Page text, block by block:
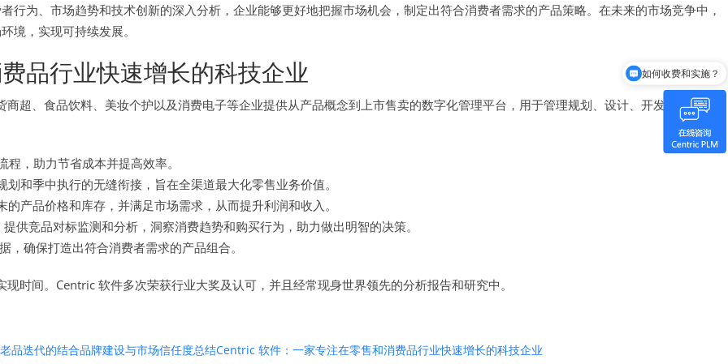
行为、市场趋势和技术创新的深入分析，企业能够更好地把握市场机会，制定出符合消费者需求的产品策略。在未来的市场竞争中，
境，实现可持续发展。
品行业快速增长的科技企业
超、食品饮料、美妆个护以及消费电子等企业提供从产品概念到上市售卖的数字化管理平台，用于管理规划、设计、开发、采购、生
，助力节省成本并提高效率。
和季中执行的无缝衔接，旨在全渠道最大化零售业务价值。
产品价格和库存，并满足市场需求，从而提升利润和收入。
供竞品对标监测和分析，洞察消费趋势和购买行为，助力做出明智的决策。
确保打造出符合消费者需求的产品组合。
时间。Centric 软件多次荣获行业大奖及认可，并且经常现身世界领先的分析报告和研究中。
品迭代的结合品牌建设与市场信任度总结Centric 软件：一家专注在零售和消费品行业快速增长的科技企业
如何收费和实施？